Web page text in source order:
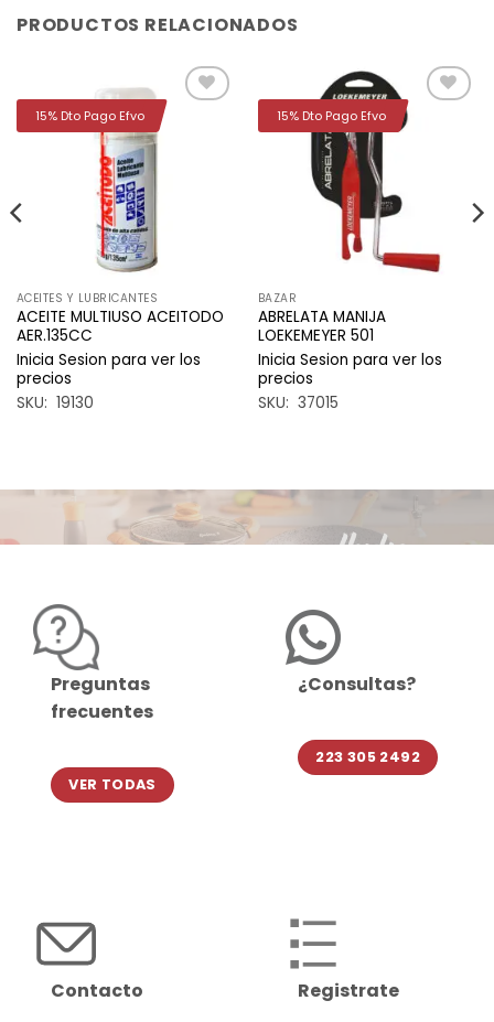
PRODUCTOS RELACIONADOS
ACEITES Y LUBRICANTES
ACEITE MULTIUSO ACEITODO
AER.135CC
Inicia Sesion para ver los
precios
SKU: 19130
15% Dto Pago Efvo
BAZAR
ABRELATA MANIJA
LOEKEMEYER 501
Inicia Sesion para ver los
precios
SKU: 37015
15% Dto Pago Efvo
Preguntas
frecuentes
VER TODAS
¿Consultas?
223 305 2492
Contacto Registrate